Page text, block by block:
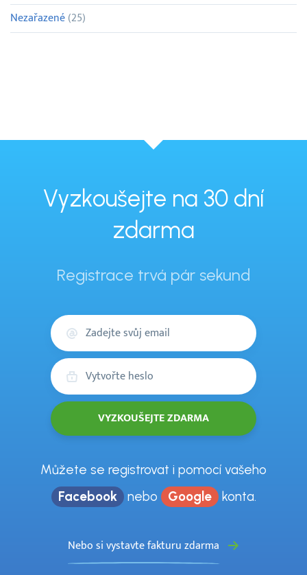
Nezařazené(25)
Vyzkoušejte na 30 dní
zdarma
Registrace trvá pár sekund
Váš
email
Můžete se registrovat i pomocí vašeho
Facebook nebo Google konta.
Nebo si vystavte fakturu zdarma